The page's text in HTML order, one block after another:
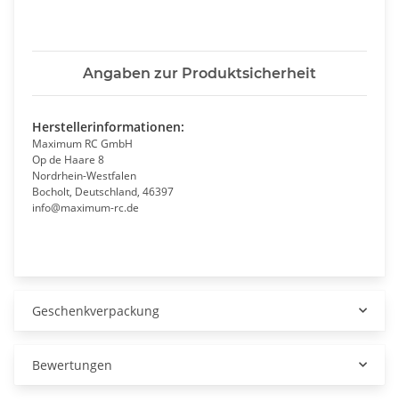
Angaben zur Produktsicherheit
Herstellerinformationen:
Maximum RC GmbH
Op de Haare 8
Nordrhein-Westfalen
Bocholt, Deutschland, 46397
info@maximum-rc.de
Geschenkverpackung
Bewertungen